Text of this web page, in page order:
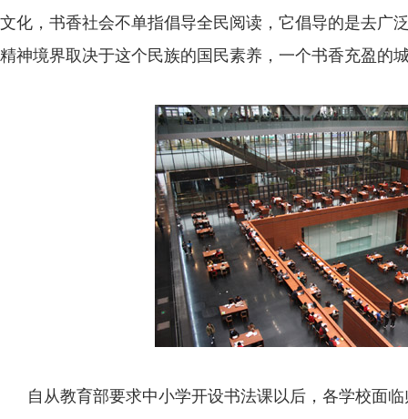
文化，书香社会不单指倡导全民阅读，它倡导的是去广
精神境界取决于这个民族的国民素养，一个书香充盈的
自从教育部要求中小学开设书法课以后，各学校面